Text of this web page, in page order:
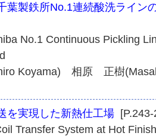
葉製鉄所No.1連続酸洗ライン
No.1 Continuous Pickling
Koyama) 相原 正樹
を実現した新熱仕工場
Transfer System at Hot